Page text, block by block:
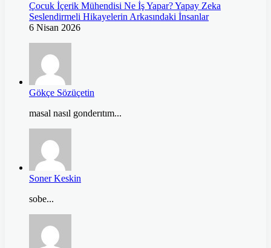
Çocuk İçerik Mühendisi Ne İş Yapar? Yapay Zeka
Seslendirmeli Hikayelerin Arkasındaki İnsanlar
6 Nisan 2026
Gökçe Sözüçetin
masal nasıl gonderıtım...
Soner Keskin
sobe...